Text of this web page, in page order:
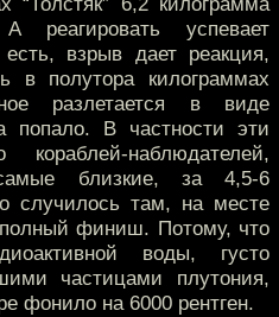
реагировать успевает
взрыв дает реакция,
в полутора килограммах
разлетается в виде
попало. В частности эти
наблюдателей,
близкие, за 4,5-6
случилось там, на месте
финиш. Потому, что
воды, густо
частицами плутония,
фонило на 6000 рентген.